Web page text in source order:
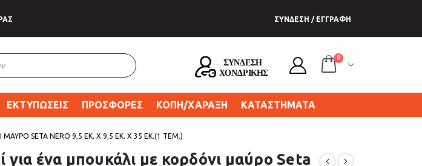
ΣΥΝΔΕΣΗ / ΕΓΓΡΑΦΗ
0
ΕΚΤΥΠΩΣΕΙΣ ΠΡΟΣΦΟΡΕΣ ΚΟΠΗ/ΧΑΡΑΞΗ ΚΑΤΑΣΤΗΜΑΤΑ
SETA NERO 9,5 ΕΚ. X 9,5 ΕΚ. X 35 ΕΚ.(1 ΤΕΜ.)
για ένα μπουκάλι με κορδόνι μαύρο Seta